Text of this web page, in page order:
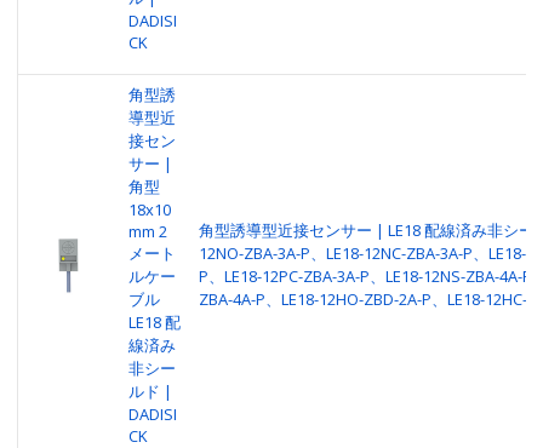
DADISI
CK
角型誘
導型近
接セン
サー |
角型
18x10
mm 2
メート
ルケー
ブル
LE18 配
線済み
非シー
ルド |
DADISI
CK
角型誘導型近接センサー | LE18 配線済み非シー
12NO-ZBA-3A-P、LE18-12NC-ZBA-3A-P、LE18-
P、LE18-12PC-ZBA-3A-P、LE18-12NS-ZBA-4A-P
ZBA-4A-P、LE18-12HO-ZBD-2A-P、LE18-12HC-